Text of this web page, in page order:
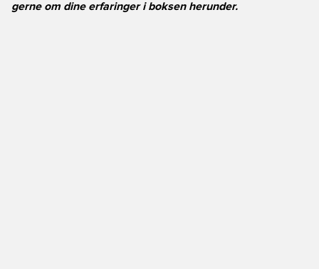
gerne om dine erfaringer i boksen herunder.